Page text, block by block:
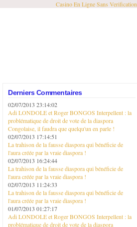
Casino En Ligne Sans Verification
Derniers Commentaires
02/07/2013 23:14:02
Adi LONDOLE et Roger BONGOS Interpellent : la
problématique de droit de vote de la diaspora
Congolaise, il faudra que quelqu'un en parle !
02/07/2013 17:14:51
La trahison de la fausse diaspora qui bénéficie de
l'aura créée par la vraie diaspora !
02/07/2013 16:24:44
La trahison de la fausse diaspora qui bénéficie de
l'aura créée par la vraie diaspora !
02/07/2013 11:24:33
La trahison de la fausse diaspora qui bénéficie de
l'aura créée par la vraie diaspora !
01/07/2013 01:27:17
Adi LONDOLE et Roger BONGOS Interpellent : la
problématique de droit de vote de la diaspora